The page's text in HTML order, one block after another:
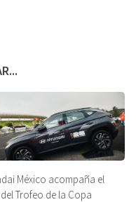
México acompaña el
Trofeo de la Copa